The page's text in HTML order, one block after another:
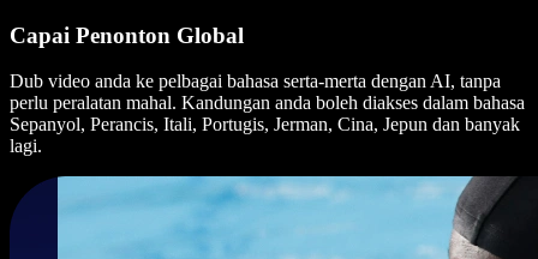
Capai Penonton Global
Dub video anda ke pelbagai bahasa serta-merta dengan AI, tanpa
perlu peralatan mahal. Kandungan anda boleh diakses dalam bahasa
Sepanyol, Perancis, Itali, Portugis, Jerman, Cina, Jepun dan banyak
lagi.